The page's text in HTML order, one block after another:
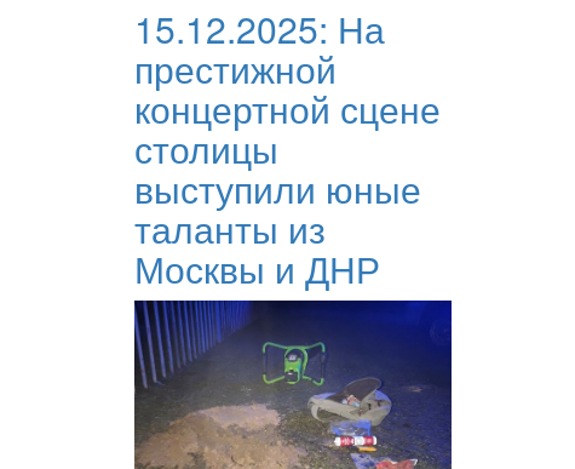
15.12.2025: На
престижной
концертной сцене
столицы
выступили юные
таланты из
Москвы и ДНР